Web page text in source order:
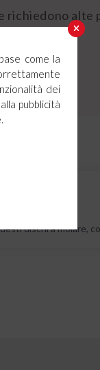
richiedono alte
dischi a molare,
come la
dei
pubblicità